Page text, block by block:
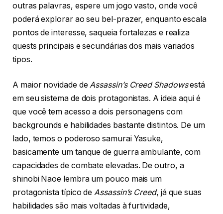
outras palavras, espere um jogo vasto, onde você
poderá explorar ao seu bel-prazer, enquanto escala
pontos de interesse, saqueia fortalezas e realiza
quests principais e secundárias dos mais variados
tipos.
A maior novidade deAssassin’s Creed Shadowsestá
em seu sistema de dois protagonistas. A ideia aqui é
que você tem acesso a dois personagens com
backgrounds e habilidades bastante distintos. De um
lado, temos o poderoso samurai Yasuke,
basicamente um tanque de guerra ambulante, com
capacidades de combate elevadas. De outro, a
shinobi Naoe lembra um pouco mais um
protagonista típico deAssassin’s Creed, já que suas
habilidades são mais voltadas à furtividade,